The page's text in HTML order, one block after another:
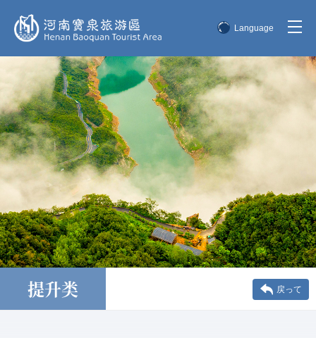
Language
English
한국어
日本語
提升类 戻って